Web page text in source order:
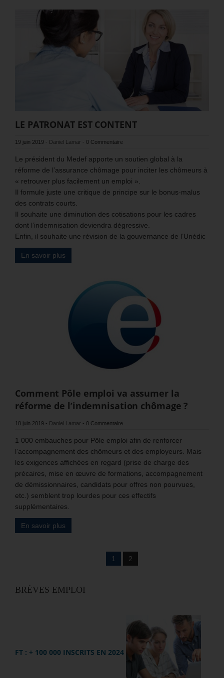
LE PATRONAT EST CONTENT
19 juin 2019 - Daniel Lamar - 0 Commentaire
Le président du Medef apporte un soutien global à la
réforme de l’assurance chômage pour inciter les chômeurs à
« retrouver plus facilement un emploi ».
Il formule juste une critique de principe sur le bonus-malus
des contrats courts.
Il souhaite une diminution des cotisations pour les cadres
dont l’indemnisation deviendra dégressive.
Enfin, il souhaite une révision de la gouvernance de l’Unédic
En savoir plus
Comment Pôle emploi va assumer la
réforme de l’indemnisation chômage ?
18 juin 2019 - Daniel Lamar - 0 Commentaire
1 000 embauches pour Pôle emploi afin de renforcer
l’accompagnement des chômeurs et des employeurs. Mais
les exigences affichées en regard (prise de charge des
précaires, mise en œuvre de formations, accompagnement
de démissionnaires, candidats pour offres non pourvues,
etc.) semblent trop lourdes pour ces effectifs
supplémentaires.
En savoir plus
1 2
BRÈVES EMPLOI
FT : + 100 000 INSCRITS EN 2024